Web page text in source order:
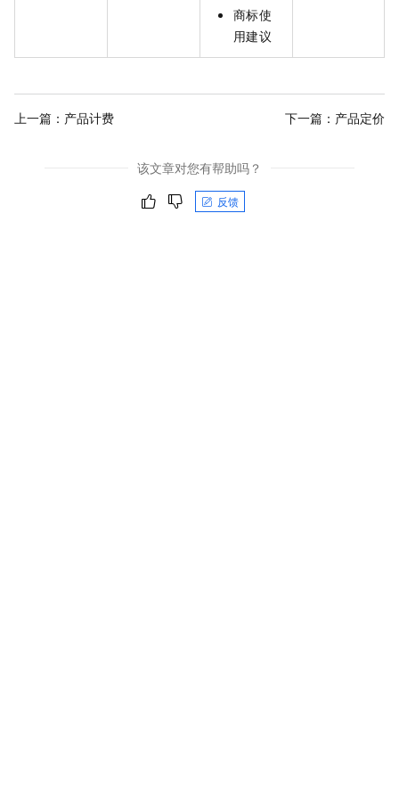
商标使
用建议
上一篇： 产品计费 下一篇： 产品定价
该文章对您有帮助吗？
反馈